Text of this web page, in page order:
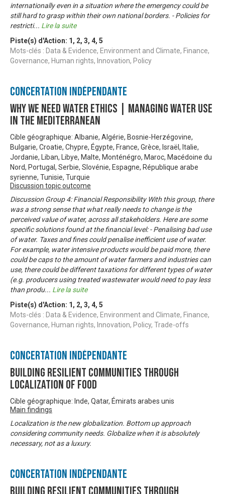
internationally even in a situation where the emergency could be
still hard to grasp within their own national borders. - Policies for
restricti... Lire la suite
Piste(s) d'Action: 1 , 2, 3, 4, 5
Mots-clés : Data & Evidence, Environment and Climate, Finance,
Governance, Human rights, Innovation, Policy
Concertation Indépendante
Why We Need Water Ethics | Managing Water Use
In The Mediterranean
Cible géographique: Albanie, Algérie, Bosnie-Herzégovine,
Bulgarie, Croatie, Chypre, Égypte, France, Grèce, Israël, Italie,
Jordanie, Liban, Libye, Malte, Monténégro, Maroc, Macédoine du
Nord, Portugal, Serbie, Slovénie, Espagne, République arabe
syrienne, Tunisie, Turquie
Discussion topic outcome
Discussion Group 4: Financial Responsibility With this group, there
was a strong sense that what really needs to change is the
perceived value of water, across all stakeholders. Here are some
specific solutions found at the financial level: - Penalising bad use
of water. Taxes and fines could penalise inefficient use of water.
For example, water intensive products would be paid more, there
could be caps to the amount of water farmers and industries can
use, there could be different taxations for different types of water
(e.g. producers using treated wastewater would need to pay less
than produ... Lire la suite
Piste(s) d'Action: 1 , 2, 3, 4, 5
Mots-clés : Data & Evidence, Environment and Climate, Finance,
Governance, Human rights, Innovation, Policy, Trade-offs
Concertation Indépendante
Building Resilient Communities through
Localization of Food
Cible géographique: Inde, Qatar, Émirats arabes unis
Main findings
Localization is the new globalization. Bottom up approach
considering community needs. Globalize when it is absolutely
necessary, not as a luxury.
Concertation Indépendante
Building Resilient Communities through